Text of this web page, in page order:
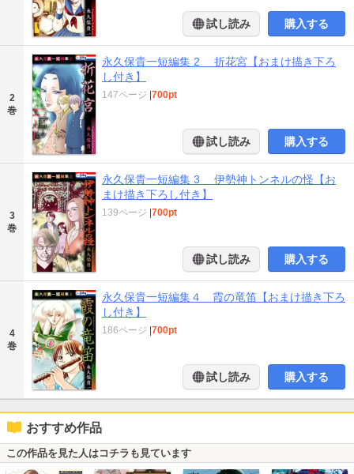
試し読み 購入する
2
巻
永久保貴一短編集 2 折花宮【おまけ描き下ろ
し付き】
147ページ 700pt
試し読み 購入する
3
巻
永久保貴一短編集 3 伊勢神トンネルの怪【お
まけ描き下ろし付き】
139ページ 700pt
試し読み 購入する
4
巻
永久保貴一短編集４ 霞の竜笛【おまけ描き下ろ
し付き】
186ページ 700pt
試し読み 購入する
おすすめ作品
この作品を見た人はコチラも見ています